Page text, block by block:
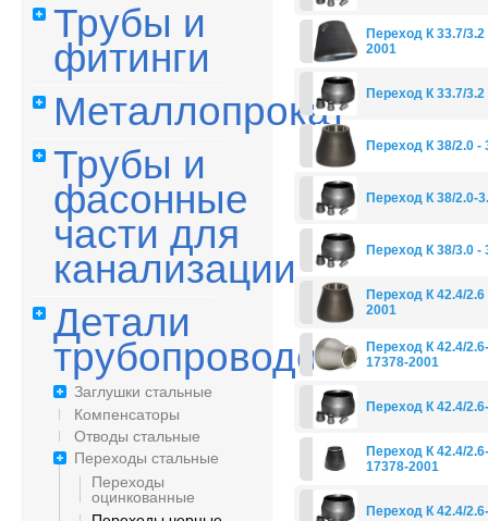
Трубы и
фитинги
Металлопрокат
Трубы и
фасонные
части для
канализации
Детали
трубопроводов
Заглушки стальные
Компенсаторы
Отводы стальные
Переходы стальные
Переходы
оцинкованные
Переход К 33.7/
2001
Переход К 33.7/
Переход К 38/2.0 -
Переход К 38/2.0-
Переход К 38/3.0 -
Переход К 42.4/
2001
Переход К 42.4/
17378-2001
Переход К 42.4/
Переход К 42.4/
17378-2001
Переход К 42.4/